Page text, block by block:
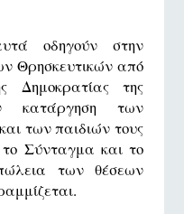
οδηγούν στην
Θρησκευτικών από
Δημοκρατίας της
κατάργηση των
των παιδιών τους
Σύνταγμα και το
των θέσεων